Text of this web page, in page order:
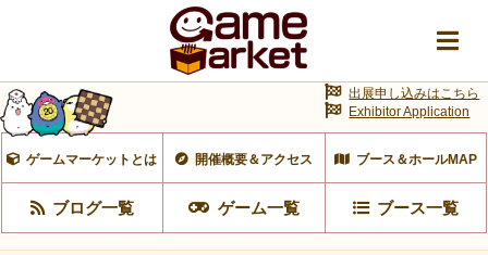
ゲームマーケットとは 開催概要＆アクセス ブース＆ホールMAP
ブログ一覧 ゲーム一覧 ブース一覧
出展申し込みはこちら
Exhibitor Application